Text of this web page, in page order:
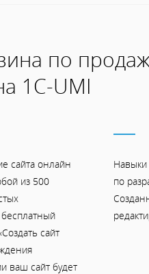
по
1С-UMI
сайта онлайн
из 500
сайт
ваш сайт будет
Навыки
по